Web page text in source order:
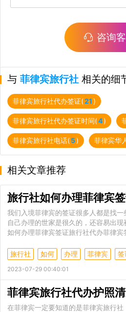
咨询
与 菲律宾旅行社 相关的细
菲律宾旅行社代办签证(21)
菲律宾旅行社代办签证时间(4)
菲律宾旅行社电话(5) 菲律宾华
相关文章推荐
我们入境菲律宾的签证很多人都是找
自己办理的世家是很久的，还容易出
如何办理菲律宾签证旅行社代办菲律宾
旅行社 如何 办理 菲律宾 签
2023-07-29 00:40:01
在菲律宾一定要知道的是菲律宾旅行